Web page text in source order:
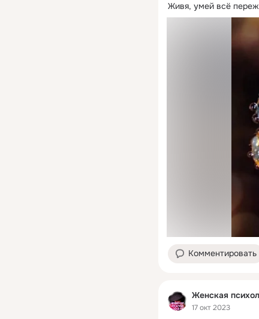
Живя, умей всё
Комментировать
Женская
17 окт 2023